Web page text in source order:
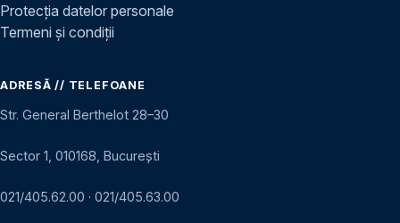
Protecția datelor personale
Termeni și condiții
ADRESĂ // TELEFOANE
Str. General Berthelot 28–30
Sector 1, 010168, București
021/405.62.00 · 021/405.63.00